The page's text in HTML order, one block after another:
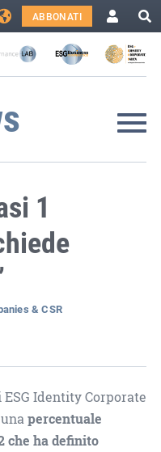
ABBONATI
1
& CSR
Identity Corporate
percentuale
che ha definito